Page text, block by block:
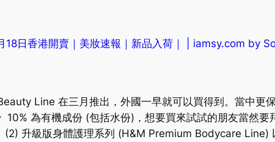
18日香港開賣｜美妝速報｜新品入荷｜ | iamsy.com by
Line 在三月推出，外國一早就可以買得到。當中更
為有機成份 (包括水份)，想要買來試試的朋友當然要
升級版身體護理系列 (H&M Premium Bodycare Line)